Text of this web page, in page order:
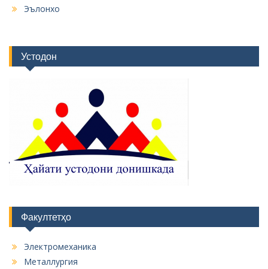
Эълонхо
Устодон
Факултетҳо
Электромеханика
Металлургия